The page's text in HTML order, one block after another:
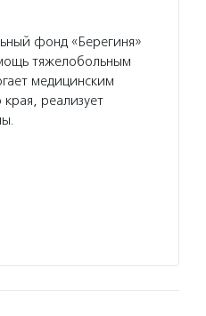
фонд «Берегиня»
тяжелобольным
медицинским
реализует